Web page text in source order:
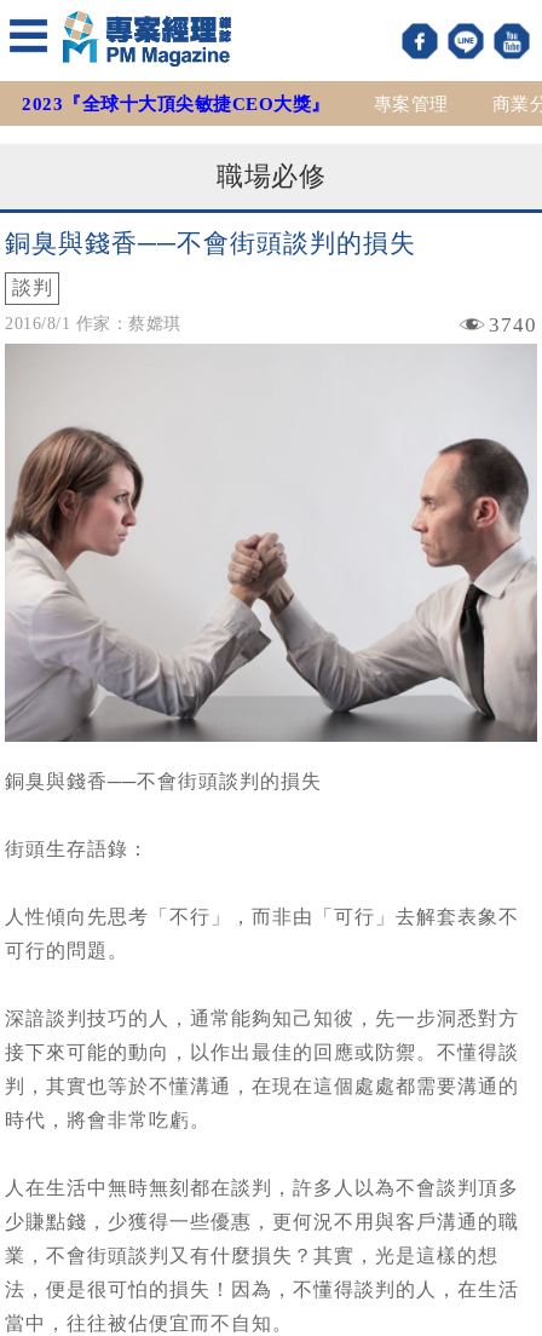
2023『全球十大頂尖敏捷CEO大獎』 專案管理 商業
職場必修
銅臭與錢香──不會街頭談判的損失
談判
2016/8/1 作家：蔡嫦琪 3740
銅臭與錢香──不會街頭談判的損失
街頭生存語錄：
人性傾向先思考「不行」，而非由「可行」去解套表象不
可行的問題。
深諳談判技巧的人，通常能夠知己知彼，先一步洞悉對方
接下來可能的動向，以作出最佳的回應或防禦。不懂得談
判，其實也等於不懂溝通，在現在這個處處都需要溝通的
時代，將會非常吃虧。
人在生活中無時無刻都在談判，許多人以為不會談判頂多
少賺點錢，少獲得一些優惠，更何況不用與客戶溝通的職
業，不會街頭談判又有什麼損失？其實，光是這樣的想
法，便是很可怕的損失！因為，不懂得談判的人，在生活
當中，往往被佔便宜而不自知。